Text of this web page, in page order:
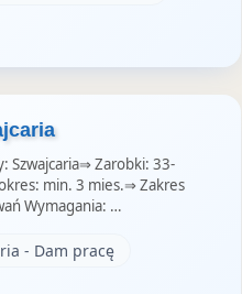
Szwajcaria⇒ Zarobki: 33-
min. 3 mies.⇒ Zakres
Wymagania: …
- Dam pracę